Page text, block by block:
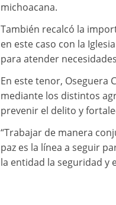
michoacana.
También recalcó la
en este caso con la
para atender
En este tenor, Oseguera
mediante los distintos
prevenir el delito y
“Trabajar de manera
paz es la línea a seguir
la entidad la seguridad y